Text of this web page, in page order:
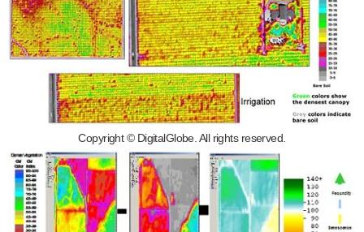
Copyright © DigitalGlobe. All rights reserved.